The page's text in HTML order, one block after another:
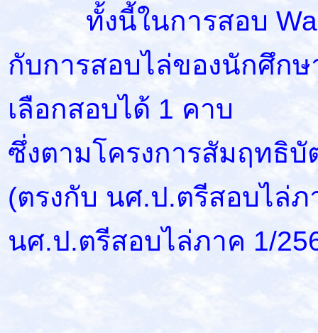
ทั้งนี้ในการสอบ
กับการสอบไล่ของนักศึก
เลือกสอบได้ 1 คาบ
ซึ่งตามโครงการสัมฤทธิบั
(ตรงกับ นศ.ป.ตรีสอบไล่ภ
นศ.ป.ตรีสอบไล่ภาค 1/